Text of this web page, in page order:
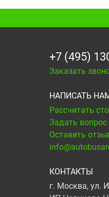
+7 (495)
Заказать
НАПИСАТЬ
Рассчитать
Задать вопрос
Оставить
КОНТАКТЫ
г. Москва, ул.